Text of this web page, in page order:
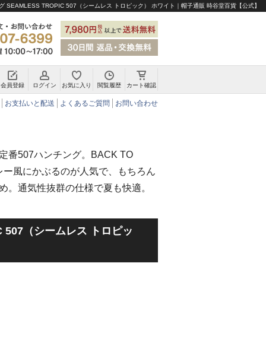
SEAMLESS TROPIC 507（シームレス トロピック） ホワイト｜帽子通販 時谷堂百貨【公式】
会員登録 ログイン お気に入り 閲覧履歴 カート確認
お支払いと配送 よくあるご質問 お問い合わせ
番507ハンチング。BACK TO
風にかぶるのが人気で、もちろん
。通気性抜群の仕様で夏も快適。
（シームレス トロピッ